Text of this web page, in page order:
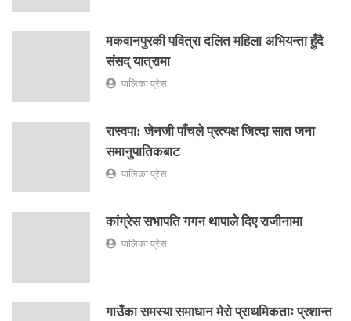
मकवानपुरकी पवित्रा दलित महिला अभियन्ता हुँदै
संसद् यात्रामा
पालिका प्रेस
रास्वपा: जेनजी पाँचले प्रत्यक्ष जित्दा सात जना
समानुपातिकबाट
पालिका प्रेस
कांग्रेस सभापति गगन थापाले दिए राजीनामा
पालिका प्रेस
गाउँका समस्या समाधान मेरो प्राथमिकताः प्रशान्त